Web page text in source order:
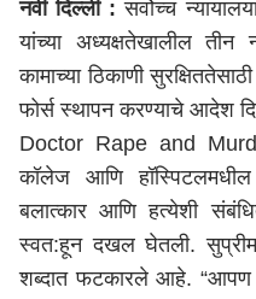
नवी दिल्ली: सर्वोच्च
यांच्या अध्यक्षतेखालील तीन
कामाच्या ठिकाणी
फोर्स स्थापन करण्याचे आदेश
Doctor Rape and
कॉलेज आणि हॉस्पिटलमधील
बलात्कार आणि हत्येशी
स्वत:हून दखल घेतली. सुप्रीम
शब्दात फटकारले आहे. “आपण